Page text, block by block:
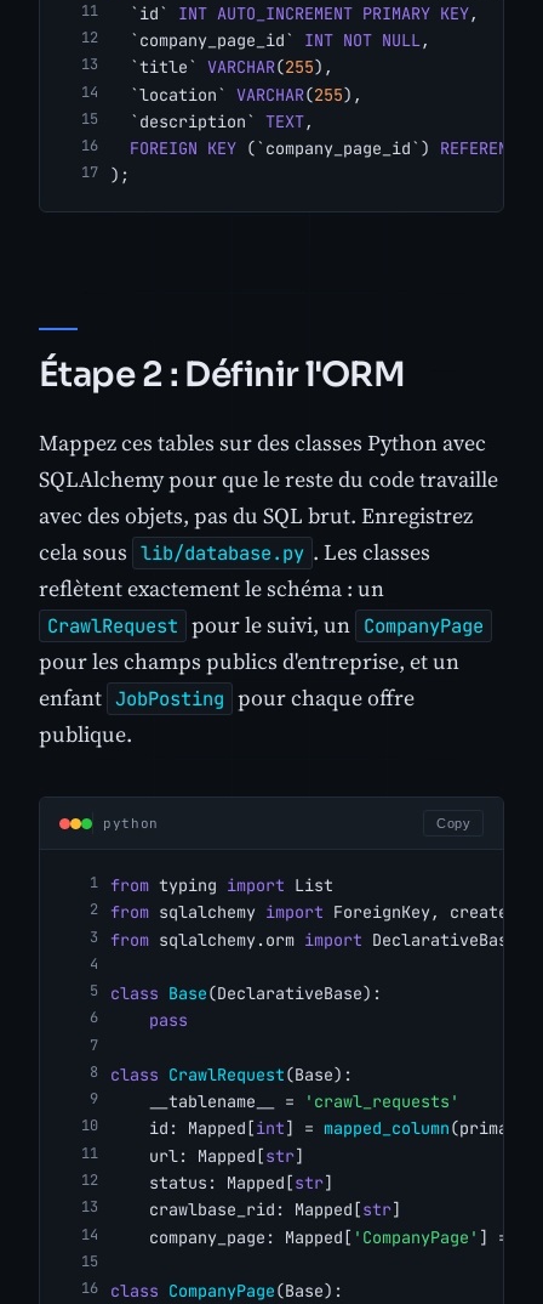
  `id`
INT AUTO_INCREMENT PRIMARY KEY,
  `company_page_id`
INT NOT NULL,
  `title`
VARCHAR(255),
  `location`
VARCHAR(255),
  `description`
TEXT,
FOREIGN KEY (`company_page_id`) REFERENCES
);
Étape 2 : Définir l'ORM
Mappez ces tables sur des classes Python avec
SQLAlchemy pour que le reste du code travaille
avec des objets, pas du SQL brut. Enregistrez
cela sous lib/database.py . Les classes
reflètent exactement le schéma : un
CrawlRequest pour le suivi, un CompanyPage
pour les champs publics d'entreprise, et un
enfant JobPosting pour chaque offre
publique.
python Copy
from typing import List
from sqlalchemy import ForeignKey,
from sqlalchemy.orm import DeclarativeBase,
class Base(DeclarativeBase):
pass
class CrawlRequest(Base):
    __tablename__ =
'crawl_requests'
    id: Mapped[
int] = mapped_column
    url: Mapped[
str]
    status: Mapped[
str]
    crawlbase_rid: Mapped[
str]
    company_page: Mapped[
'CompanyPage' ] =
class CompanyPage(Base):